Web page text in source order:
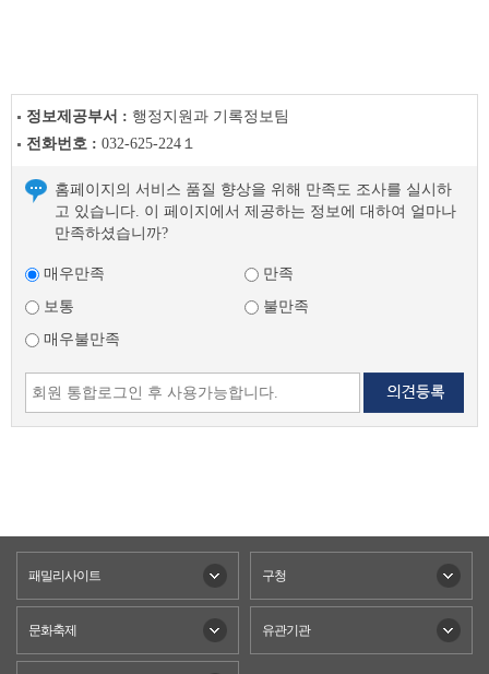
정보제공부서 : 행정지원과 기록정보팀
전화번호 : 032-625-224１
홈페이지의 서비스 품질 향상을 위해 만족도 조사를 실시하
고 있습니다. 이 페이지에서 제공하는 정보에 대하여 얼마나
만족하셨습니까?
매우만족
만족
보통
불만족
매우불만족
패밀리사이트 구청
문화축제 유관기관